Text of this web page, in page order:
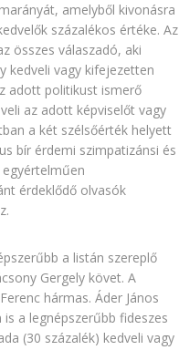
amelyből kivonásra
százalékos értéke. Az
összes válaszadó, aki
kedveli vagy kifejezetten
adott politikust ismerő
az adott képviselőt vagy
a két szélsőérték helyett
bír érdemi szimpatizánsi és
egyértelműen
érdeklődő olvasók
a listán szereplő
Gergely követ. A
hármas. Áder János
a legnépszerűbb fideszes
(30 százalék) kedveli vagy